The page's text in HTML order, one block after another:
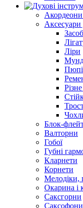
Акордеони
Аксесуари
Ліри
Блок-
Валторни
Гобої
Губні
Кларнети
Корнети
Мелодіки,
Окарина і
Саксгорни
Саксофони